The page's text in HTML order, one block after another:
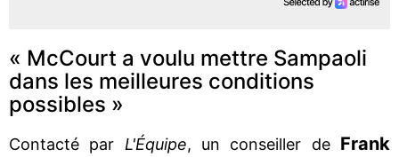
« McCourt a voulu mettre Sampaoli
dans les meilleures conditions
possibles »
Contacté par L'Équipe, un conseiller de Frank